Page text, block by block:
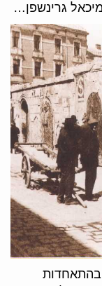
גרינשפן…
בהתאחדות